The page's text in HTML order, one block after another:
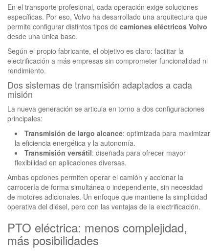
En el transporte profesional, cada operación exige soluciones
específicas. Por eso, Volvo ha desarrollado una arquitectura que
permite configurar distintos tipos de camiones eléctricos Volvo
desde una única base.
Según el propio fabricante, el objetivo es claro: facilitar la
electrificación a más empresas sin comprometer funcionalidad ni
rendimiento.
Dos sistemas de transmisión adaptados a cada
misión
La nueva generación se articula en torno a dos configuraciones
principales:
Transmisión de largo alcance: optimizada para maximizar
la eficiencia energética y la autonomía.
Transmisión versátil: diseñada para ofrecer mayor
flexibilidad en aplicaciones diversas.
Ambas opciones permiten operar el camión y accionar la
carrocería de forma simultánea o independiente, sin necesidad
de motores adicionales. Un enfoque que mantiene la simplicidad
operativa del diésel, pero con las ventajas de la electrificación.
PTO eléctrica: menos complejidad,
más posibilidades